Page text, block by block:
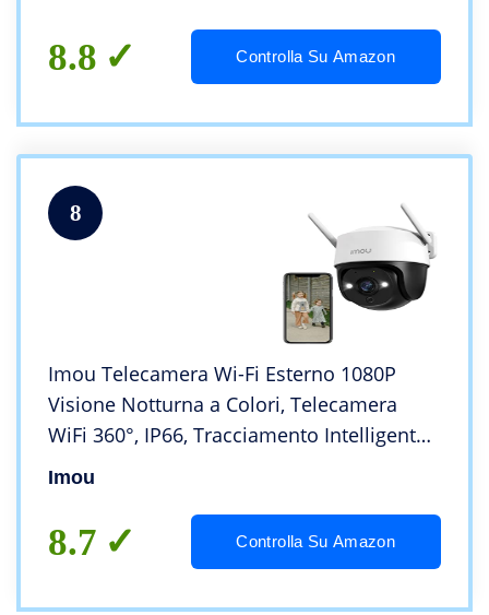
8.8 Controlla Su Amazon
8
Imou Telecamera Wi-Fi Esterno 1080P
Visione Notturna a Colori, Telecamera
WiFi 360°, IP66, Tracciamento Intelligente,
Rilevamento Umano con Faretto e Sirena,
Imou
8.7 Controlla Su Amazon